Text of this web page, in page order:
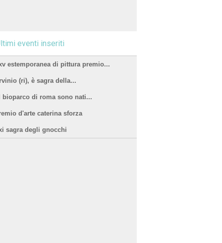
eventi inseriti
estemporanea di pittura premio...
(ri), è sagra della...
bioparco di roma sono nati...
d'arte caterina sforza
sagra degli gnocchi